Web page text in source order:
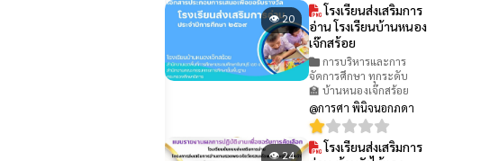
👁 20
โรงเรียนส่งเสริมการ
อ่าน โรงเรียนบ้านหนอง
เจ๊กสร้อย
การบริหารและการ
จัดการศึกษา ทุกระดับ
🏫 บ้านหนองเจ๊กสร้อย
@การศา พินิจนอกภดา
👁 24
โรงเรียนส่งเสริมการ